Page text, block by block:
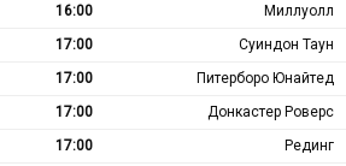
16:00
Миллуолл
17:00
Суиндон Таун
17:00
Питерборо Юнайтед
17:00
Донкастер Роверс
17:00
Рединг